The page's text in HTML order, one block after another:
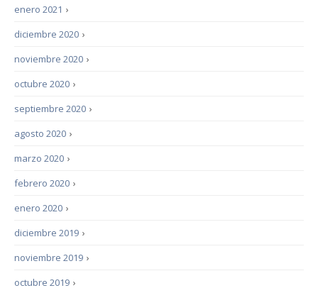
›
enero 2021
›
diciembre 2020
›
noviembre 2020
›
octubre 2020
›
septiembre 2020
›
agosto 2020
›
marzo 2020
›
febrero 2020
›
enero 2020
›
diciembre 2019
›
noviembre 2019
›
octubre 2019